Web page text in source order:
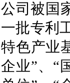
公司被国
一批专利
特色产业
企业”、“